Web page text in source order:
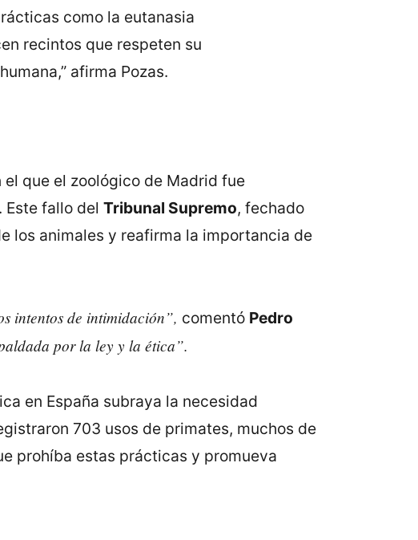
como la eutanasia
recintos que respeten su
afirma Pozas.
que el zoológico de Madrid fue
Este fallo del Tribunal Supremo, fechado
los animales y reafirma la importancia de
intentos de intimidación”, comentó Pedro
por la ley y la ética”.
en España subraya la necesidad
703 usos de primates, muchos de
prohíba estas prácticas y promueva